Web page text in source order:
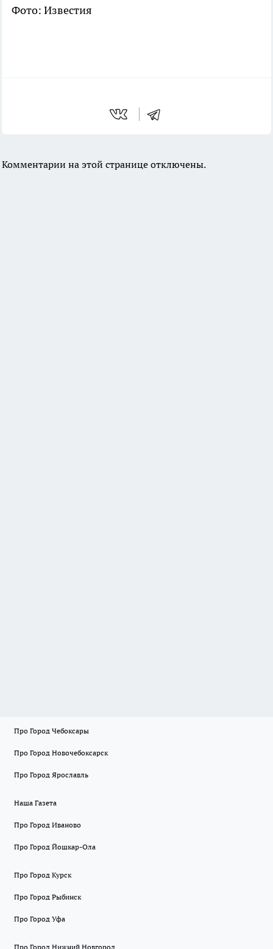
Фото: Известия
Комментарии на этой странице отключены.
Про Город Чебоксары
Про Город Новочебоксарск
Про Город Ярославль
Наша Газета
Про Город Иваново
Про Город Йошкар-Ола
Про Город Курск
Про Город Рыбинск
Про Город Уфа
Про Город Нижний Новгород